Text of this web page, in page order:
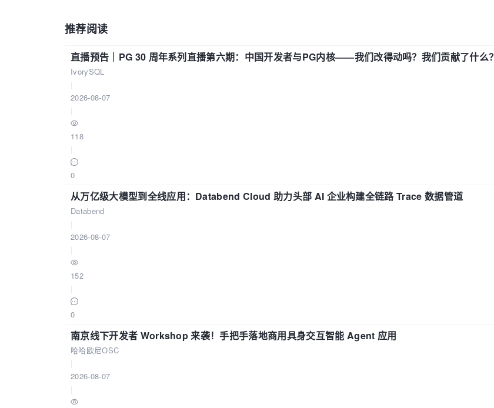
推荐阅读
直播预告｜PG 30 周年系列直播第六期：中国开发者与PG内核——我们改得动吗？我们贡献了什么？
IvorySQL
2026-08-07
118
0
从万亿级大模型到全线应用：Databend Cloud 助力头部 AI 企业构建全链路 Trace 数据管道
Databend
2026-08-07
152
0
南京线下开发者 Workshop 来袭！手把手落地商用具身交互智能 Agent 应用
哈哈欧尼OSC
2026-08-07